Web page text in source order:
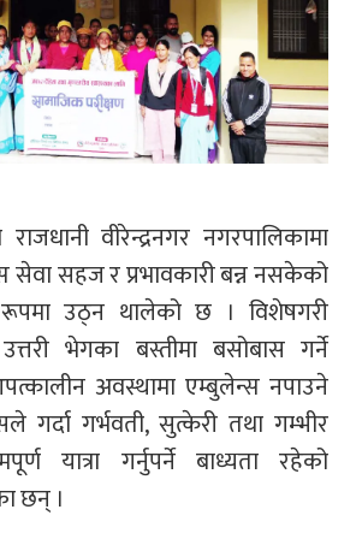
वीरेन्द्रनगर नगरपालिकामा
सहज र प्रभावकारी बन्न नसकेको
उठ्न थालेको छ । विशेषगरी
भेगका बस्तीमा बसोबास गर्ने
अवस्थामा एम्बुलेन्स नपाउने
गर्भवती, सुत्केरी तथा गम्भीर
यात्रा गर्नुपर्ने बाध्यता रहेको
छन् ।